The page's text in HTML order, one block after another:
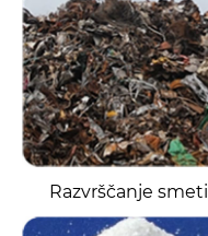
Razvrščanje smeti